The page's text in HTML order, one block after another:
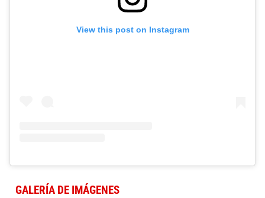
View this post on Instagram
GALERÍA DE IMÁGENES